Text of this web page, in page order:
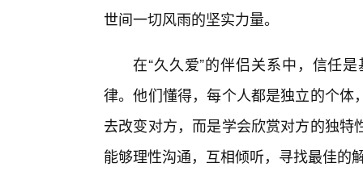
世间一切风雨的坚实力量。
在“久久爱”的伴侣关系中，信任
律。他们懂得，每个人都是独立的个
去改变对方，而是学会欣赏对方的独
能够理性沟通，互相倾听，寻找最佳的